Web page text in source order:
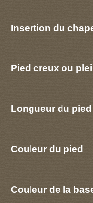
Insertion du
Pied creux ou
Longueur du pied
Couleur du pied
Couleur de la